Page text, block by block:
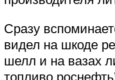
Сразу
видел на шкоде
шелл и на вазах
топливо